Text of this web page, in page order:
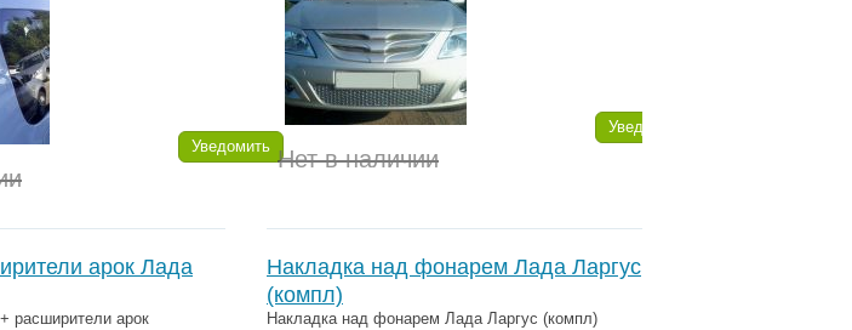
Уведомить Нет в наличии
Уведомить
арок Лада
расширители арок
Накладка над фонарем Лада Ларгус
(компл)
Накладка над фонарем Лада Ларгус (компл)